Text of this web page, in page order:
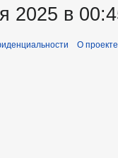
2025 в
О проекте